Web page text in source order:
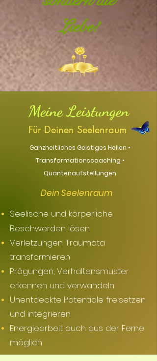
Liebe!
Meine Leistungen
Für Deinen Seelenraum
Ganzheitliches Geistiges Heilen •
Transformationscoaching •
Quantenaufstellungen
Dein Seelenraum
Seelische und körperliche
Beschwerden lösen
Verletzungen Traumata
transformieren
Prägungen, Verhaltensmuster
erkennen und verwandeln
Unentdeckte Potentiale freisetzen
und integrieren
Energiearbeit auch aus der Ferne
möglich